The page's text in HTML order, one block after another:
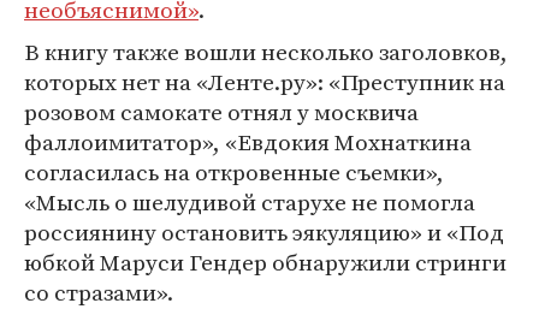
необъяснимой».
В книгу также вошли несколько заголовков,
которых нет на «Ленте.ру»: «Преступник на
розовом самокате отнял у москвича
фаллоимитатор», «Евдокия Мохнаткина
согласилась на откровенные съемки»,
«Мысль о шелудивой старухе не помогла
россиянину остановить эякуляцию» и «Под
юбкой Маруси Гендер обнаружили стринги
со стразами».